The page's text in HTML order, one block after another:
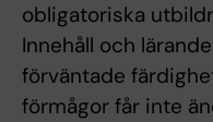
obligatoriska
Innehåll och
förväntade
förmågor får inte